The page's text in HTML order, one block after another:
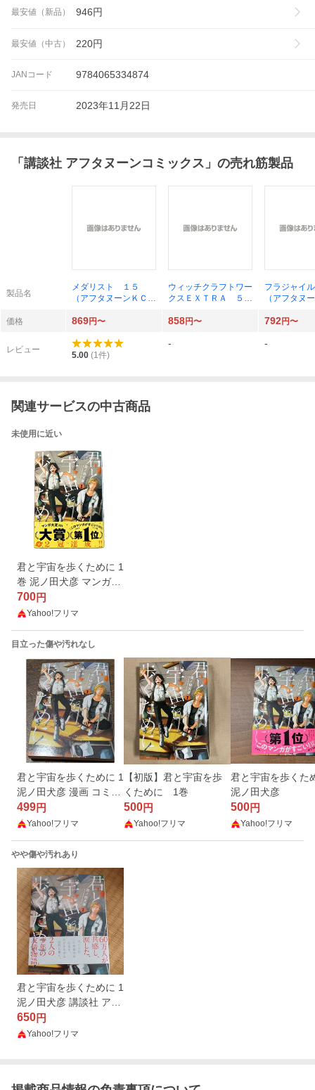
最安値（新品） 946円
最安値（中古） 220円
JANコード 9784065334874
発売日 2023年11月22日
「 講談社 アフタヌーンコミックス 」の売れ筋製品
製品名
メダリスト １５
（アフタヌーンＫＣ）
ウィッチクラフトワー
クスＥＸＴＲＡ ５
水薙竜／著
フラジャイ
（アフタヌ
価格
869円〜 858円〜 792円〜
レビュー
5.00 (1件)
- -
関連サービスの中古商品
未使用に近い
君と宇宙を歩くために 1
巻 泥ノ田犬彦 マンガ大
賞2024受賞
700円
Yahoo!フリマ
目立った傷や汚れなし
君と宇宙を歩くために 1
泥ノ田犬彦 漫画 コミッ
ク
499円
Yahoo!フリマ
【初版】君と宇宙を歩
くために 1巻
500円
Yahoo!フリマ
君と宇宙を歩くた
泥ノ田犬彦
500円
Yahoo!フリマ
やや傷や汚れあり
君と宇宙を歩くために 1
泥ノ田犬彦 講談社 アフ
タヌーンKC 漫画
650円
Yahoo!フリマ